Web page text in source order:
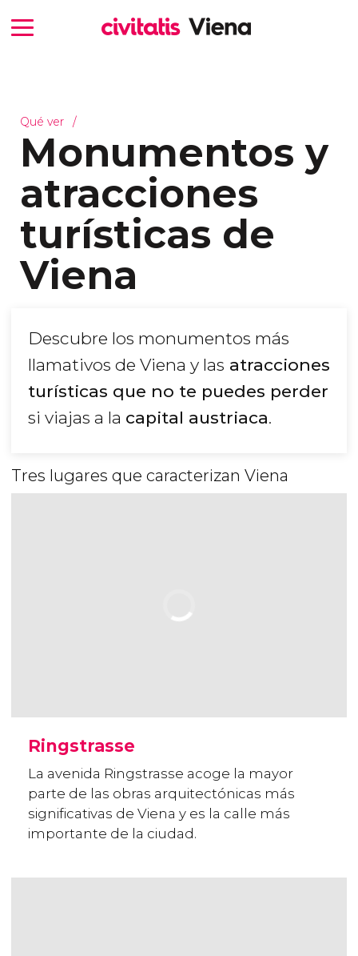
Qué ver
Monumentos y
atracciones
turísticas de
Viena
Descubre los monumentos más
llamativos de Viena y las atracciones
turísticas que no te puedes perder
si viajas a la capital austriaca.
Tres lugares que caracterizan Viena
Ringstrasse
La avenida Ringstrasse acoge la mayor
parte de las obras arquitectónicas más
significativas de Viena y es la calle más
importante de la ciudad.